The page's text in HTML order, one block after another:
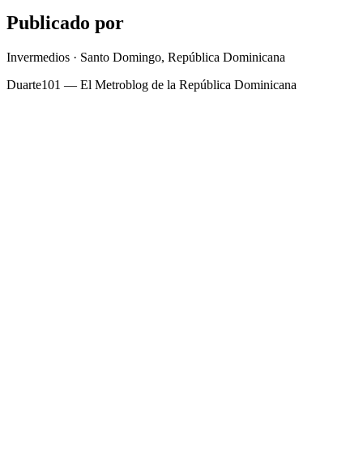
Publicado por
Invermedios · Santo Domingo, República Dominicana
Duarte101 — El Metroblog de la República Dominicana